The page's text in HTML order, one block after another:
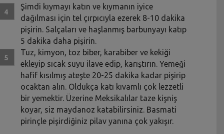
Şimdi kıymayı katın ve kıymanın iyice
dağılması için tel çırpıcıyla ezerek 8-10 dakika
pişirin. Salçaları ve haşlanmış barbunyayı katıp
5 dakika daha pişirin.
Tuz, kimyon, toz biber, karabiber ve kekiği
ekleyip sıcak suyu ilave edip, karıştırın. Yemeği
hafif kısılmış ateşte 20-25 dakika kadar pişirip
ocaktan alın. Oldukça katı kıvamlı çok lezzetli
bir yemektir. Üzerine Meksikalılar taze kişniş
koyar, siz maydanoz katabilirsiniz. Basmati
pirinçle pişirdiğiniz pilav yanına çok yakışır.